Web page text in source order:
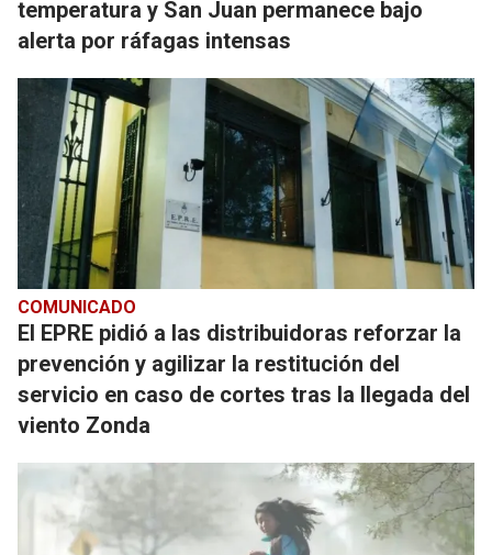
temperatura y San Juan permanece bajo
alerta por ráfagas intensas
COMUNICADO
El EPRE pidió a las distribuidoras reforzar la
prevención y agilizar la restitución del
servicio en caso de cortes tras la llegada del
viento Zonda